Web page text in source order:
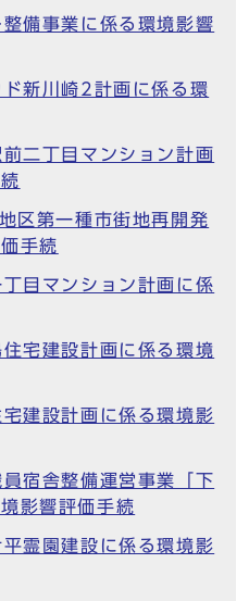
備事業に係る環境影響
新川崎2計画に係る環
二丁目マンション計画
第一種市街地再開発
手続
目マンション計画に係
宅建設計画に係る環境
建設計画に係る環境影
宿舎整備運営事業「下
影響評価手続
霊園建設に係る環境影